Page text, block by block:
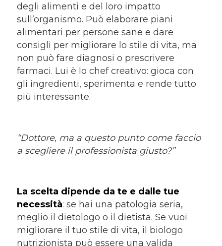
degli alimenti e del loro impatto
sull’organismo. Può elaborare piani
alimentari per persone sane e dare
consigli per migliorare lo stile di vita, ma
non può fare diagnosi o prescrivere
farmaci. Lui è lo chef creativo: gioca con
gli ingredienti, sperimenta e rende tutto
più interessante.
“Dottore, ma a questo punto come faccio
a scegliere il professionista giusto?”
La scelta dipende da te e dalle tue
necessità: se hai una patologia seria,
meglio il dietologo o il dietista. Se vuoi
migliorare il tuo stile di vita, il biologo
nutrizionista può essere una valida